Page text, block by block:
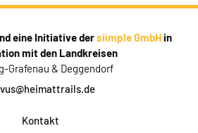
eine Initiative dersiimple GmbHin
mit den Landkreisen
Grafenau & Deggendorf
Kontakt